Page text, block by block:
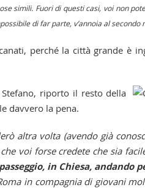
simili. Fuori di questi casi, voi non
di far parte, v’annoia al
perché la città grande è
riporto il resto della
davvero la pena.
altra volta (avendo già
voi forse credete che sia
in Chiesa, andando
in compagnia di giovani